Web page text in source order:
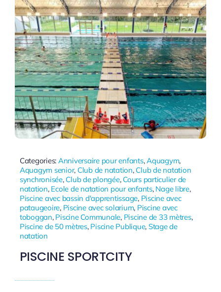
Categories: Anniversaire pour enfants,Aquagym,
Aquagym senior, Club de natation, Club de natation
synchronisée, Club de plongée, Cours particulier de
natation, Ecole de natation pour enfants, Nage libre,
Piscine avec bassin d'apprentissage, Piscine avec
pataugeoire, Piscine avec solarium, Piscine avec
toboggan, Piscine Communale, Piscine de 33 mètres,
Piscine de 50 mètres, Piscine Publique, Stage de
natation
PISCINE SPORTCITY